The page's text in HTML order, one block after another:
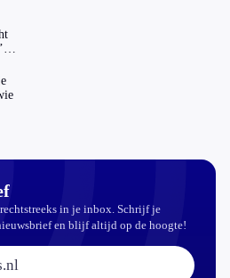
in je inbox. Schrijf je
en blijf altijd op de hoogte!